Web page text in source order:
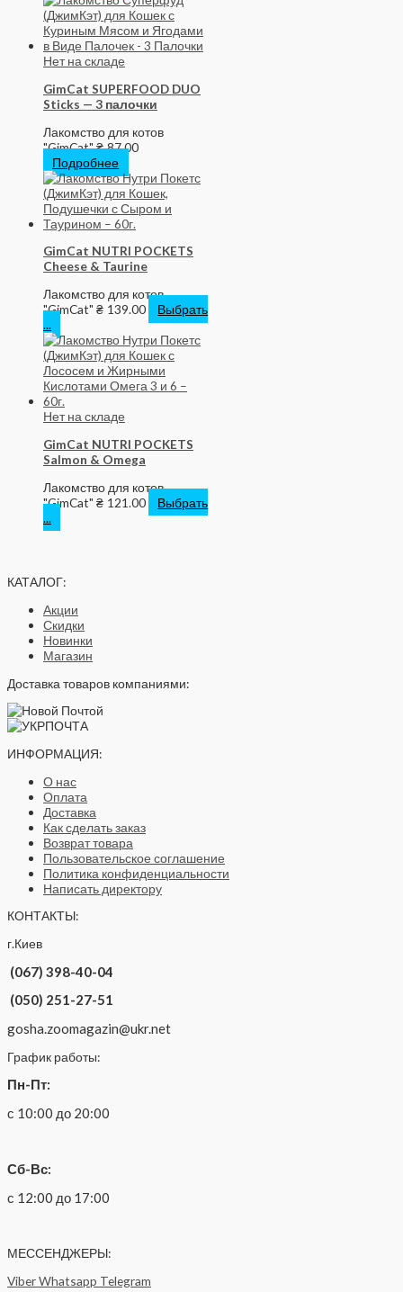
Нет на складе
GimCat SUPERFOOD DUO
Sticks — 3 палочки
Лакомство для котов
"GimCat"₴ 87.00
Подробнее
GimCat NUTRI POCKETS
Cheese & Taurine
Лакомство для котов
"GimCat" ₴ 139.00
Выбрать
...
Нет на складе
GimCat NUTRI POCKETS
Salmon & Omega
Лакомство для котов
"GimCat" ₴ 121.00
Выбрать
...
КАТАЛОГ:
Акции
Скидки
Новинки
Магазин
Доставка товаров компаниями:
ИНФОРМАЦИЯ:
О нас
Оплата
Доставка
Как сделать заказ
Возврат товара
Пользовательское соглашение
Политика конфиденциальности
Написать директору
КОНТАКТЫ:
г.Киев
(067) 398-40-04
(050) 251-27-51
gosha.zoomagazin@ukr.net
График работы:
Пн-Пт:
с 10:00 до 20:00
Сб-Вс:
с 12:00 до 17:00
МЕССЕНДЖЕРЫ:
ViberWhatsapp Telegram